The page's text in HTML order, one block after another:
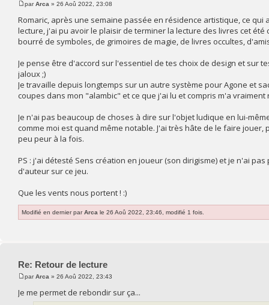
parArca » 26 Aoû 2022, 23:08
Romaric, après une semaine passée en résidence artistique, ce
lecture, j'ai pu avoir le plaisir de terminer la lecture des livres cet
bourré de symboles, de grimoires de magie, de livres occultes,
Je pense être d'accord sur l'essentiel de tes choix de design et sur
jaloux ;)
Je travaille depuis longtemps sur un autre système pour Agone et
coupes dans mon "alambic" et ce que j'ai lu et compris m'a vraiment
Je n'ai pas beaucoup de choses à dire sur l'objet ludique en lui-
comme moi est quand même notable. J'ai très hâte de le faire
peu peur à la fois.
PS : j'ai détesté Sens création en joueur (son dirigisme) et je n'ai
d'auteur sur ce jeu.
Que les vents nous portent ! :)
Modifié en dernier parArca le 26 Aoû 2022, 23:46, modifié 1 fois.
Re: Retour de lecture
parArca » 26 Aoû 2022, 23:43
Je me permet de rebondir sur ça...